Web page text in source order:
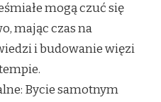
mogą czuć się
mając czas na
i budowanie więzi
Bycie samotnym